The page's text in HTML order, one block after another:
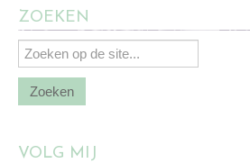
ZOEKEN
VOLG MIJ